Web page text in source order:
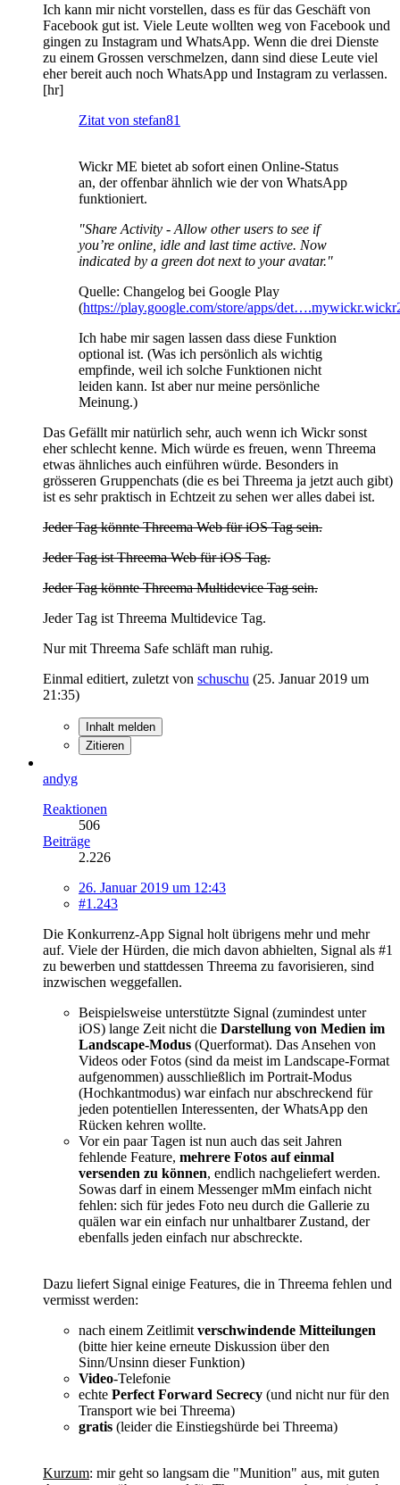
Ich kann mir nicht vorstellen, dass es für das Geschäft von
Facebook gut ist. Viele Leute wollten weg von Facebook und
gingen zu Instagram und WhatsApp. Wenn die drei Dienste
zu einem Grossen verschmelzen, dann sind diese Leute viel
eher bereit auch noch WhatsApp und Instagram zu verlassen.
[hr]
Zitat von stefan81
Wickr ME bietet ab sofort einen Online-Status
an, der offenbar ähnlich wie der von WhatsApp
funktioniert.
"Share Activity - Allow other users to see if
you’re online, idle and last time active. Now
indicated by a green dot next to your avatar."
Quelle: Changelog bei Google Play
(https://play.google.com/store/apps/
Ich habe mir sagen lassen dass diese Funktion
optional ist. (Was ich persönlich als wichtig
empfinde, weil ich solche Funktionen nicht
leiden kann. Ist aber nur meine persönliche
Meinung.)
Das Gefällt mir natürlich sehr, auch wenn ich Wickr sonst
eher schlecht kenne. Mich würde es freuen, wenn Threema
etwas ähnliches auch einführen würde. Besonders in
grösseren Gruppenchats (die es bei Threema ja jetzt auch gibt)
ist es sehr praktisch in Echtzeit zu sehen wer alles dabei ist.
Jeder Tag könnte Threema Web für iOS Tag sein.
Jeder Tag ist Threema Web für iOS Tag.
Jeder Tag könnte Threema Multidevice Tag sein.
Jeder Tag ist Threema Multidevice Tag.
Nur mit Threema Safe schläft man ruhig.
Einmal editiert, zuletzt von schuschu (25. Januar 2019 um
21:35)
Inhalt melden
Zitieren
andyg
Reaktionen
506
Beiträge
2.226
26. Januar 2019 um 12:43
#1.243
Die Konkurrenz-App Signal holt übrigens mehr und mehr
auf. Viele der Hürden, die mich davon abhielten, Signal als #1
zu bewerben und stattdessen Threema zu favorisieren, sind
inzwischen weggefallen.
Beispielsweise unterstützte Signal (zumindest unter
iOS) lange Zeit nicht die Darstellung von Medien im
Landscape-Modus (Querformat). Das Ansehen von
Videos oder Fotos (sind da meist im Landscape-Format
aufgenommen) ausschließlich im Portrait-Modus
(Hochkantmodus) war einfach nur abschreckend für
jeden potentiellen Interessenten, der WhatsApp den
Rücken kehren wollte.
Vor ein paar Tagen ist nun auch das seit Jahren
fehlende Feature, mehrere Fotos auf einmal
versenden zu können, endlich nachgeliefert werden.
Sowas darf in einem Messenger mMm einfach nicht
fehlen: sich für jedes Foto neu durch die Gallerie zu
quälen war ein einfach nur unhaltbarer Zustand, der
ebenfalls jeden einfach nur abschreckte.
Dazu liefert Signal einige Features, die in Threema fehlen und
vermisst werden:
nach einem Zeitlimit verschwindende Mitteilungen
(bitte hier keine erneute Diskussion über den
Sinn/Unsinn dieser Funktion)
Video-Telefonie
echte Perfect Forward Secrecy (und nicht nur für den
Transport wie bei Threema)
gratis (leider die Einstiegshürde bei Threema)
Kurzum: mir geht so langsam die "Munition" aus, mit guten